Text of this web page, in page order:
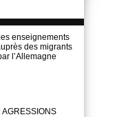
enseignements
des migrants
l’Allemagne